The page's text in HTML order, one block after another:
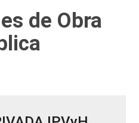
de Obra